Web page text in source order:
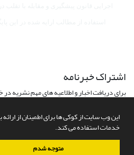
این وب سایت از کوکی ها برای اطمینان از ارائه
خدمات استفاده می کند.
متوجه شدم
اشتراک خبرنامه
برای دریافت اخبار و اطلاعیه های مهم نشریه